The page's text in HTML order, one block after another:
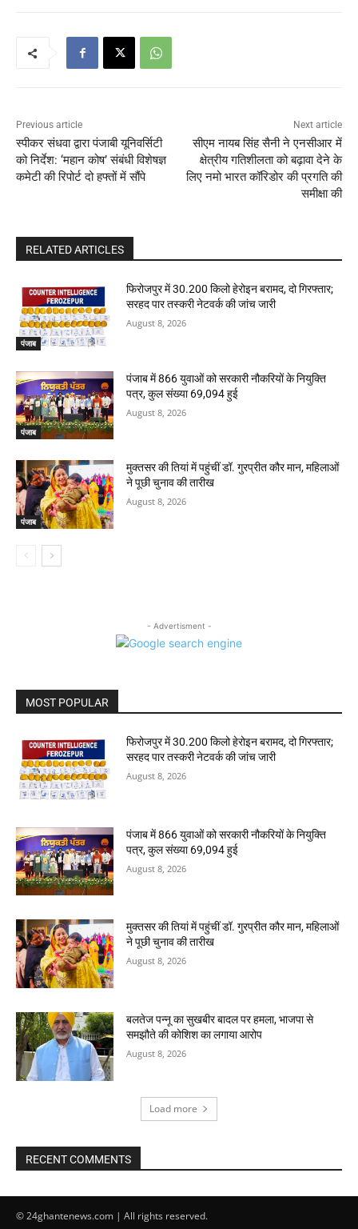
Previous article
स्पीकर संधवा द्वारा पंजाबी यूनिवर्सिटी
को निर्देश: ‘महान कोष’ संबंधी विशेषज्ञ
कमेटी की रिपोर्ट दो हफ्तों में सौंपे
Next article
सीएम नायब सिंह सैनी ने एनसीआर में
क्षेत्रीय गतिशीलता को बढ़ावा देने के
लिए नमो भारत कॉरिडोर की प्रगति की
समीक्षा की
RELATED ARTICLES
पंजाब
फिरोजपुर में 30.200 किलो हेरोइन बरामद, दो गिरफ्तार;
सरहद पार तस्करी नेटवर्क की जांच जारी
August 8, 2026
पंजाब
पंजाब में 866 युवाओं को सरकारी नौकरियों के नियुक्ति
पत्र, कुल संख्या 69,094 हुई
August 8, 2026
पंजाब
मुक्तसर की तियां में पहुंचीं डॉ. गुरप्रीत कौर मान, महिलाओं
ने पूछी चुनाव की तारीख
August 8, 2026
- Advertisment -
MOST POPULAR
फिरोजपुर में 30.200 किलो हेरोइन बरामद, दो गिरफ्तार;
सरहद पार तस्करी नेटवर्क की जांच जारी
August 8, 2026
पंजाब में 866 युवाओं को सरकारी नौकरियों के नियुक्ति
पत्र, कुल संख्या 69,094 हुई
August 8, 2026
मुक्तसर की तियां में पहुंचीं डॉ. गुरप्रीत कौर मान, महिलाओं
ने पूछी चुनाव की तारीख
August 8, 2026
बलतेज पन्नू का सुखबीर बादल पर हमला, भाजपा से
समझौते की कोशिश का लगाया आरोप
August 8, 2026
Load more
RECENT COMMENTS
© 24ghantenews.com | All rights reserved.